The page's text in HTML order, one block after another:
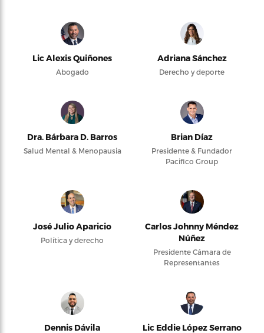
Lic Alexis Quiñones
Abogado
Adriana Sánchez
Derecho y deporte
Dra. Bárbara D. Barros
Salud Mental & Menopausia
Brian Díaz
Presidente & Fundador
Pacifico Group
José Julio Aparicio
Política y derecho
Carlos Johnny Méndez
Núñez
Presidente Cámara de
Representantes
Dennis Dávila Lic Eddie López Serrano